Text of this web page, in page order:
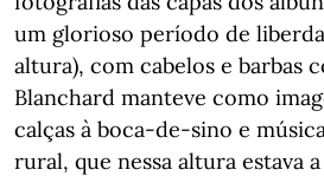
um glorioso período de
altura), com cabelos e barbas
Blanchard manteve como
calças à boca-de-sino e
rural, que nessa altura estava